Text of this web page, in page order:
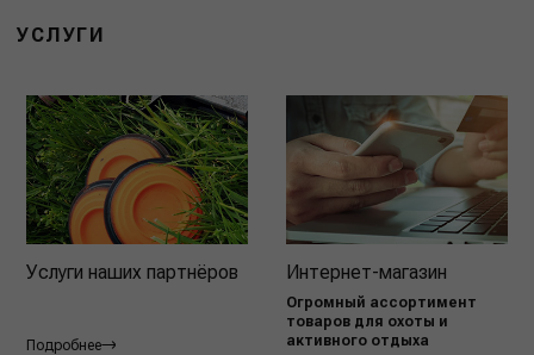
УСЛУГИ
Услуги наших партнёров
Подробнее
Интернет-магазин
Огромный ассортимент
товаров для охоты и
активного отдыха